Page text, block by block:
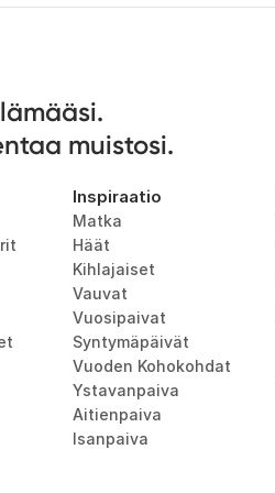
muistosi.
Inspiraatio
Matka
Häät
Kihlajaiset
Vauvat
Vuosipaivat
Syntymäpäivät
Vuoden Kohokohdat
Ystavanpaiva
Aitienpaiva
Isanpaiva